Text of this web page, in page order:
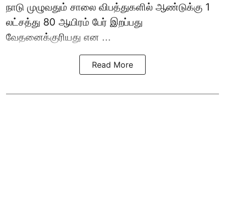
நாடு முழுவதும் சாலை விபத்துகளில் ஆண்டுக்கு 1
லட்சத்து 80 ஆயிரம் பேர் இறப்பது
வேதனைக்குரியது என ...
Read More